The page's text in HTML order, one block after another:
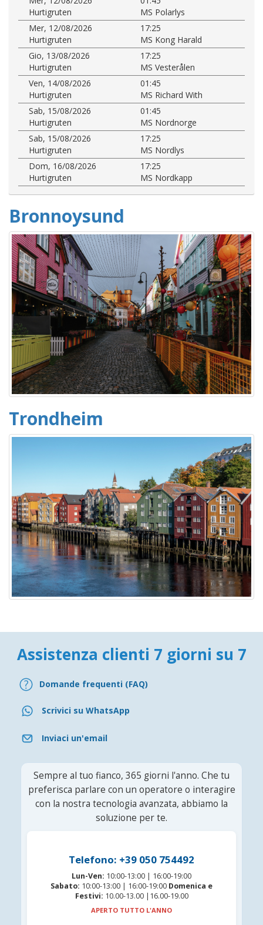
Hurtigruten
MS Polarlys
Mer, 12/08/2026
17:25
Hurtigruten
MS Kong Harald
Gio, 13/08/2026
17:25
Hurtigruten
MS Vesterålen
Ven, 14/08/2026
01:45
Hurtigruten
MS Richard With
Sab, 15/08/2026
01:45
Hurtigruten
MS Nordnorge
Sab, 15/08/2026
17:25
Hurtigruten
MS Nordlys
Dom, 16/08/2026
17:25
Hurtigruten
MS Nordkapp
Bronnoysund
Trondheim
Assistenza clienti 7 giorni su 7
Domande frequenti (FAQ)
Scrivici su WhatsApp
Inviaci un'email
Sempre al tuo fianco, 365 giorni l'anno. Che tu
preferisca parlare con un operatore o interagire
con la nostra tecnologia avanzata, abbiamo la
soluzione per te.
Telefono: +39 050 754492
Lun-Ven: 10:00-13:00 | 16:00-19:00
Sabato: 10:00-13:00 | 16:00-19:00 Domenica e
Festivi: 10.00-13.00 |16.00-19.00
APERTO TUTTO L'ANNO